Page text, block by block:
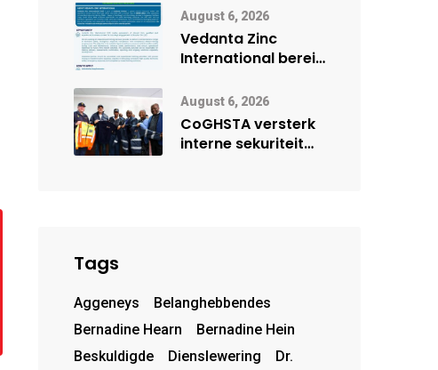
digitale toekoms
deur Cisco-
vennootskap
August 6, 2026
Vedanta Zinc
International berei
vir moontlike
herbegin
August 6, 2026
CoGHSTA versterk
interne sekuriteit
Tags
Aggeneys
Belanghebbendes
Bernadine Hearn
Bernadine Hein
Beskuldigde
Dienslewering
Dr.